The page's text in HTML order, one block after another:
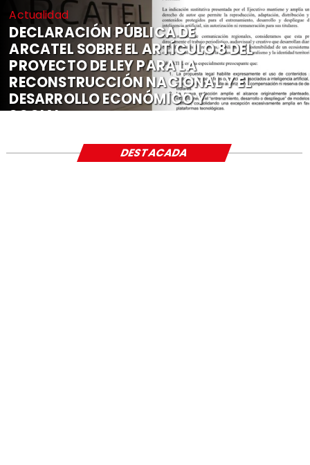
Actualidad
DECLARACIÓN PÚBLICA DE
ARCATEL SOBRE EL ARTÍCULO 8 DEL
PROYECTO DE LEY PARA LA
RECONSTRUCCIÓN NACIONAL Y EL
DESARROLLO ECONÓMICO Y
SOCIAL
DESTACADA